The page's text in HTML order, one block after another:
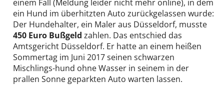
einem Fall (Meldung leider nicht mehr online), in dem
ein Hund im überhitzten Auto zurückgelassen wurde:
Der Hundehalter, ein Maler aus Düsseldorf, musste
450 Euro Bußgeld zahlen. Das entschied das
Amtsgericht Düsseldorf. Er hatte an einem heißen
Sommertag im Juni 2017 seinen schwarzen
Mischlings-hund ohne Wasser in seinem in der
prallen Sonne geparkten Auto warten lassen.